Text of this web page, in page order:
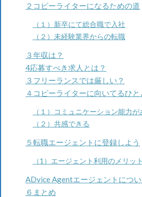
２コピーライターになるための道
（１）新卒にて総合職で入社
（２）未経験業界からの転職
３年収は？
4応募すべき求人とは？
３フリーランスでは厳しい？
４コピーライターに向いてるひと
（１）コミュニケーション能力が
（２）共感できる
５転職エージェントに登録しよう
（1）エージェント利用のメリット
ADvice Agentエージェントについ
６まとめ